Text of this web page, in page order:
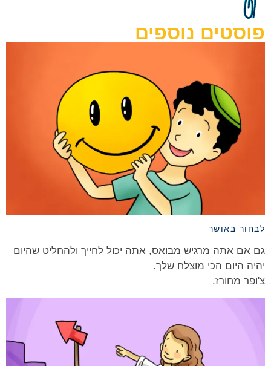
פוסטים נוספים
לבחור באושר
גם אם אתה מרגיש מבואס, אתה יכול לחייך ולהחליט שהיום
יהיה היום הכי מוצלח שלך.
צ'ופר מחורז.